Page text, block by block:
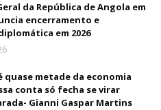
da República de Angola em
encerramento e
em 2026
quase metade da economia
conta só fecha se virar
Gianni Gaspar Martins